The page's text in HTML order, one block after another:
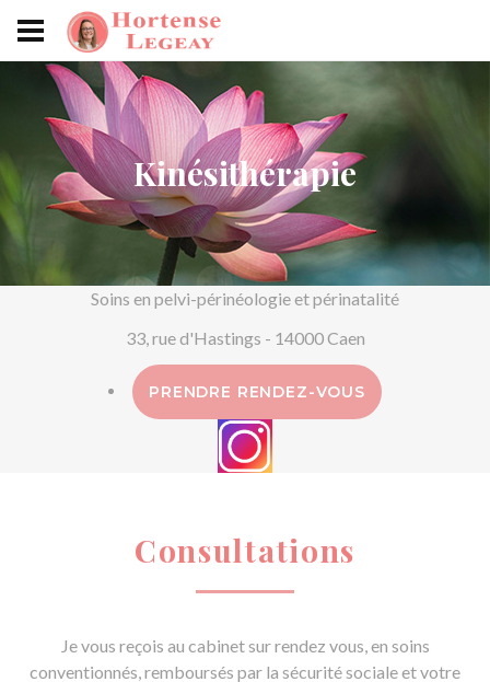
Kinésithérapie
Soins en pelvi-périnéologie et périnatalité
33, rue d'Hastings - 14000 Caen
PRENDRE RENDEZ-VOUS
Consultations
Je vous reçois au cabinet sur rendez vous, en soins
conventionnés, remboursés par la sécurité sociale et votre